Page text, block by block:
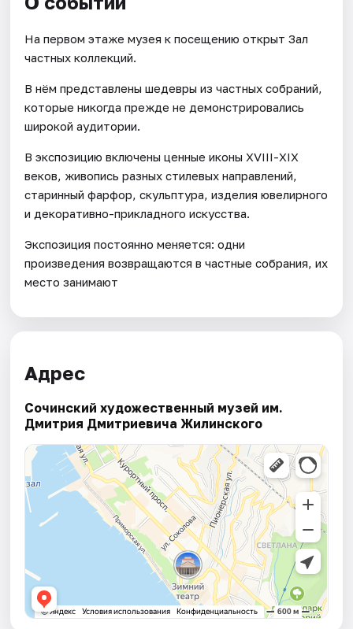
На первом этаже музея к посещению открыт Зал
частных коллекций.
В нём представлены шедевры из частных собраний,
которые никогда прежде не демонстрировались
широкой аудитории.
В экспозицию включены ценные иконы ХVIII-XIX
веков, живопись разных стилевых направлений,
старинный фарфор, скульптура, изделия ювелирного
и декоративно-прикладного искусства.
Экспозиция постоянно меняется: одни
произведения возвращаются в частные собрания, их
место занимают
Адрес
Сочинский художественный музей им.
Дмитрия Дмитриевича Жилинского